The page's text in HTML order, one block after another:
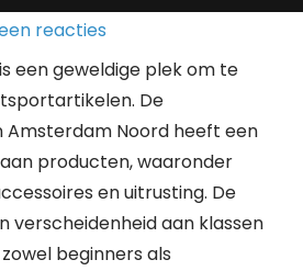
reacties
een geweldige plek om te
De
Noord heeft een
producten, waaronder
en uitrusting. De
verscheidenheid aan klassen
beginners als